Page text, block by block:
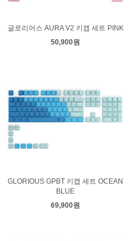
글로리어스 AURA V2 키캡 세트 PINK
50,900원
GLORIOUS GPBT 키캡 세트 OCEAN
BLUE
69,900원